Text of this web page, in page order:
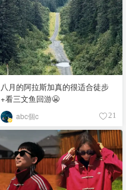
八月的阿拉斯加真的很适合徒步
+看三文鱼回游😬
abc個c 21